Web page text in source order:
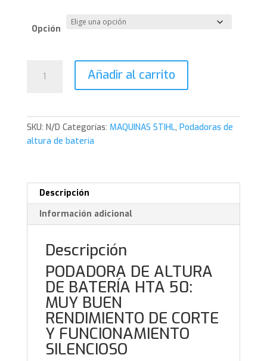
Opción
Añadir al carrito
SKU: N/D Categorías: MAQUINAS STIHL, Podadoras de
altura de batería
Descripción
Información adicional
Descripción
PODADORA DE ALTURA
DE BATERÍA HTA 50:
MUY BUEN
RENDIMIENTO DE CORTE
Y FUNCIONAMIENTO
SILENCIOSO